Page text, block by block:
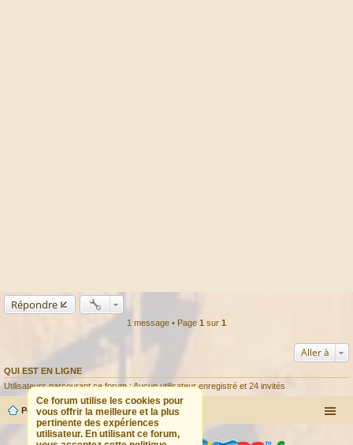
Répondre
1 message • Page 1 sur 1
Aller à
QUI EST EN LIGNE
Utilisateurs parcourant ce forum : Aucun utilisateur enregistré et 24 invités
Ce forum utilise les cookies pour
vous offrir la meilleure et la plus
pertinente des expériences
utilisateur. En utilisant ce forum,
Portail Forum